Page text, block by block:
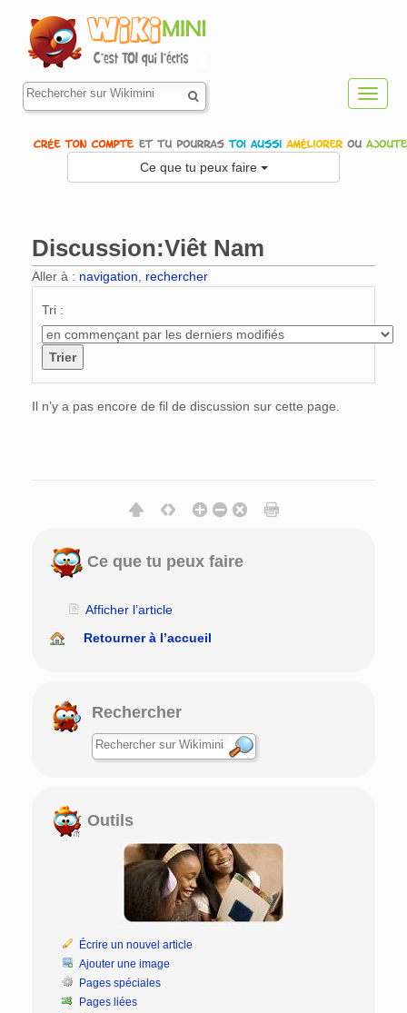
Ce que tu peux faire
Discussion:Viêt Nam
Aller à : navigation rechercher
Tri :
Il n’y a pas encore de fil de discussion sur cette page.
Ce que tu peux faire
Afficher l’article
Retourner à l’accueil
Rechercher
Outils
Écrire un nouvel article
Ajouter une image
Pages spéciales
Pages liées